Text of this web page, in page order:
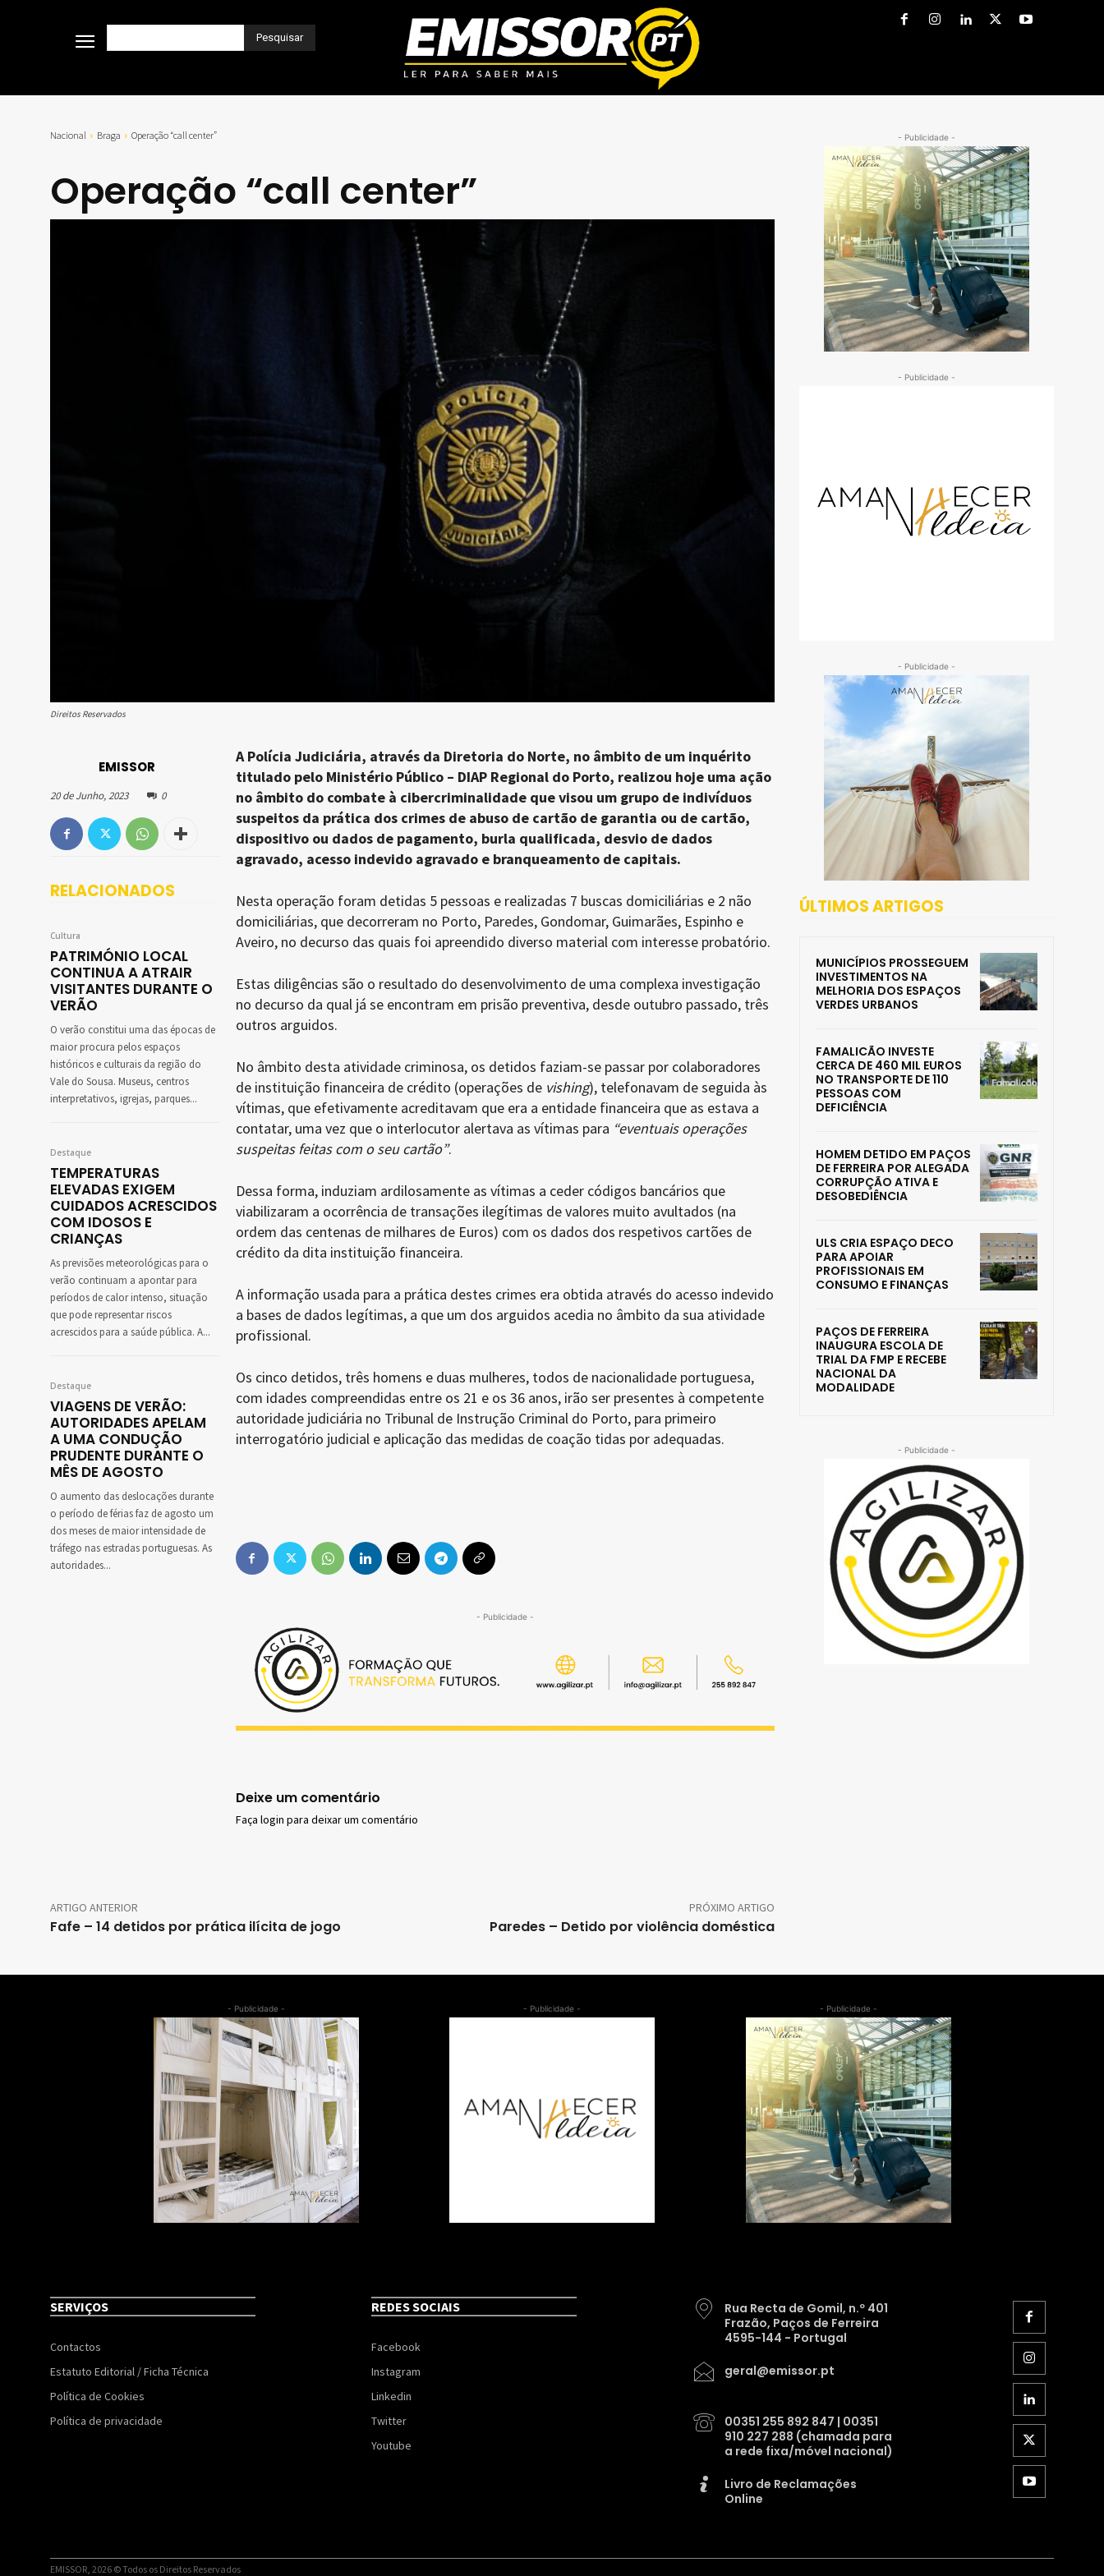
Pesquisar
Nacional Braga Operação “call center”
Operação “call center”
Direitos Reservados
EMISSOR
20 de Junho, 2023 0
RELACIONADOS
Cultura
PATRIMÓNIO LOCAL
CONTINUA A ATRAIR
VISITANTES DURANTE O
VERÃO
O verão constitui uma das épocas de
maior procura pelos espaços
históricos e culturais da região do
Vale do Sousa. Museus, centros
interpretativos, igrejas, parques...
Destaque
TEMPERATURAS
ELEVADAS EXIGEM
CUIDADOS ACRESCIDOS
COM IDOSOS E
CRIANÇAS
As previsões meteorológicas para o
verão continuam a apontar para
períodos de calor intenso, situação
que pode representar riscos
acrescidos para a saúde pública. A...
Destaque
VIAGENS DE VERÃO:
AUTORIDADES APELAM
A UMA CONDUÇÃO
PRUDENTE DURANTE O
MÊS DE AGOSTO
O aumento das deslocações durante
o período de férias faz de agosto um
dos meses de maior intensidade de
tráfego nas estradas portuguesas. As
autoridades...
A Polícia Judiciária, através da Diretoria do Norte, no âmbito de um inquérito
titulado pelo Ministério Público – DIAP Regional do Porto, realizou hoje uma ação
no âmbito do combate à cibercriminalidade que visou um grupo de indivíduos
suspeitos da prática dos crimes de abuso de cartão de garantia ou de cartão,
dispositivo ou dados de pagamento, burla qualificada, desvio de dados
agravado, acesso indevido agravado e branqueamento de capitais.
Nesta operação foram detidas 5 pessoas e realizadas 7 buscas domiciliárias e 2 não
domiciliárias, que decorreram no Porto, Paredes, Gondomar, Guimarães, Espinho e
Aveiro, no decurso das quais foi apreendido diverso material com interesse probatório.
Estas diligências são o resultado do desenvolvimento de uma complexa investigação
no decurso da qual já se encontram em prisão preventiva, desde outubro passado, três
outros arguidos.
No âmbito desta atividade criminosa, os detidos faziam-se passar por colaboradores
de instituição financeira de crédito (operações de vishing), telefonavam de seguida às
vítimas, que efetivamente acreditavam que era a entidade financeira que as estava a
contatar, uma vez que o interlocutor alertava as vítimas para “eventuais operações
suspeitas feitas com o seu cartão”.
Dessa forma, induziam ardilosamente as vítimas a ceder códigos bancários que
viabilizaram a ocorrência de transações ilegítimas de valores muito avultados (na
ordem das centenas de milhares de Euros) com os dados dos respetivos cartões de
crédito da dita instituição financeira.
A informação usada para a prática destes crimes era obtida através do acesso indevido
a bases de dados legítimas, a que um dos arguidos acedia no âmbito da sua atividade
profissional.
Os cinco detidos, três homens e duas mulheres, todos de nacionalidade portuguesa,
com idades compreendidas entre os 21 e os 36 anos, irão ser presentes à competente
autoridade judiciária no Tribunal de Instrução Criminal do Porto, para primeiro
interrogatório judicial e aplicação das medidas de coação tidas por adequadas.
- Publicidade -
Deixe um comentário
Faça login para deixar um comentário
ARTIGO ANTERIOR
Fafe – 14 detidos por prática ilícita de jogo
PRÓXIMO ARTIGO
Paredes – Detido por violência doméstica
- Publicidade -
- Publicidade -
- Publicidade -
ÚLTIMOS ARTIGOS
MUNICÍPIOS PROSSEGUEM
INVESTIMENTOS NA
MELHORIA DOS ESPAÇOS
VERDES URBANOS
FAMALICÃO INVESTE
CERCA DE 460 MIL EUROS
NO TRANSPORTE DE 110
PESSOAS COM
DEFICIÊNCIA
HOMEM DETIDO EM PAÇOS
DE FERREIRA POR ALEGADA
CORRUPÇÃO ATIVA E
DESOBEDIÊNCIA
ULS CRIA ESPAÇO DECO
PARA APOIAR
PROFISSIONAIS EM
CONSUMO E FINANÇAS
PAÇOS DE FERREIRA
INAUGURA ESCOLA DE
TRIAL DA FMP E RECEBE
NACIONAL DA
MODALIDADE
- Publicidade -
- Publicidade - - Publicidade - - Publicidade -
SERVIÇOS
Contactos
Estatuto Editorial / Ficha Técnica
Política de Cookies
Política de privacidade
REDES SOCIAIS
Facebook
Instagram
Linkedin
Twitter
Youtube
Rua Recta de Gomil, n.º 401
Frazão, Paços de Ferreira
4595-144 - Portugal
geral@emissor.pt
00351 255 892 847 | 00351
910 227 288 (chamada para
a rede fixa/móvel nacional)
Livro de Reclamações
Online
EMISSOR, 2026 © Todos os Direitos Reservados